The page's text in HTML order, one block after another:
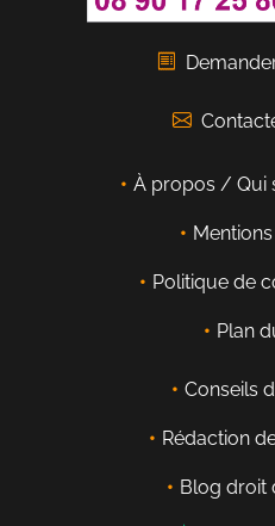
À propos / Qui
Politique de
Plan
Conseils
Rédaction
Blog droit